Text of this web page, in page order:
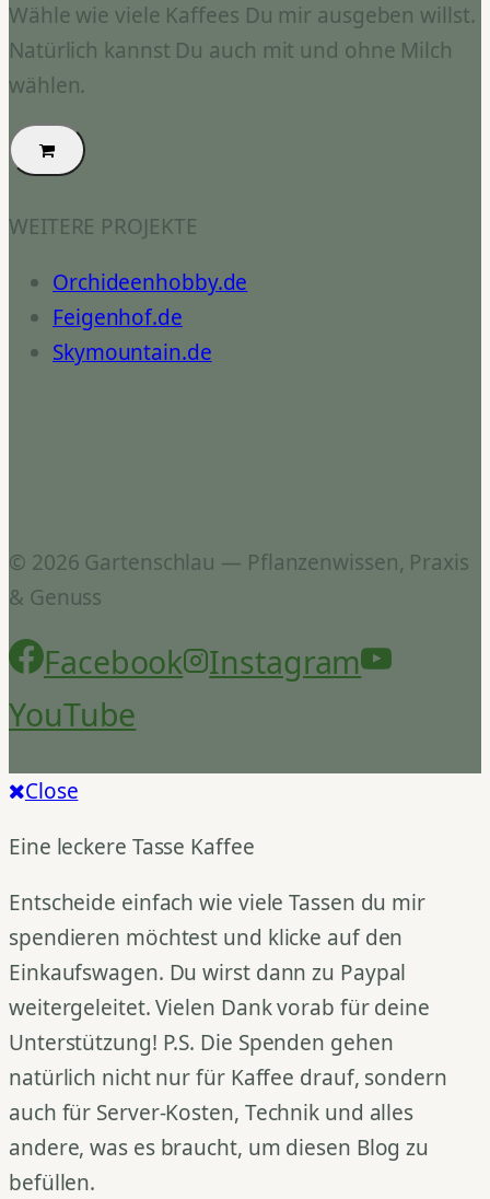
Wähle wie viele Kaffees Du mir ausgeben willst.
Natürlich kannst Du auch mit und ohne Milch
wählen.
WEITERE PROJEKTE
Orchideenhobby.de
Feigenhof.de
Skymountain.de
© 2026 Gartenschlau — Pflanzenwissen, Praxis
& Genuss
Facebook
Instagram
YouTube
Close
Eine leckere Tasse Kaffee
Entscheide einfach wie viele Tassen du mir
spendieren möchtest und klicke auf den
Einkaufswagen. Du wirst dann zu Paypal
weitergeleitet. Vielen Dank vorab für deine
Unterstützung! P.S. Die Spenden gehen
natürlich nicht nur für Kaffee drauf, sondern
auch für Server-Kosten, Technik und alles
andere, was es braucht, um diesen Blog zu
befüllen.